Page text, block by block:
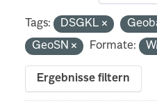
Tags: DSGKL
GeoSN
Formate:
Ergebnisse filtern